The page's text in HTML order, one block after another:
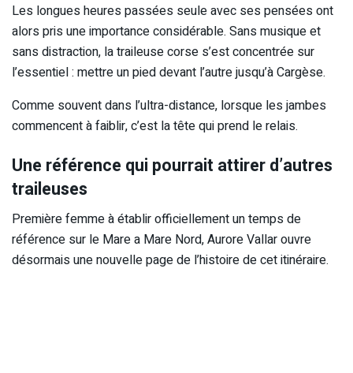
Les longues heures passées seule avec ses pensées ont
alors pris une importance considérable. Sans musique et
sans distraction, la traileuse corse s’est concentrée sur
l’essentiel : mettre un pied devant l’autre jusqu’à Cargèse.
Comme souvent dans l’ultra-distance, lorsque les jambes
commencent à faiblir, c’est la tête qui prend le relais.
Une référence qui pourrait attirer d’autres
traileuses
Première femme à établir officiellement un temps de
référence sur le Mare a Mare Nord, Aurore Vallar ouvre
désormais une nouvelle page de l’histoire de cet itinéraire.